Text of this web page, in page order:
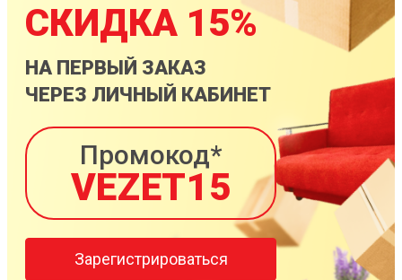
СКИДКА 15%
НА ПЕРВЫЙ ЗАКАЗ
ЧЕРЕЗ ЛИЧНЫЙ КАБИНЕТ
Промокод*
VEZET15
Зарегистрироваться